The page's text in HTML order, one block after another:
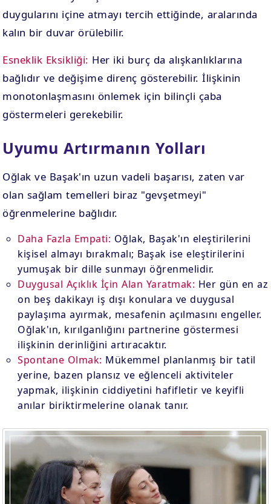
duygularını içine atmayı tercih ettiğinde, aralarında
kalın bir duvar örülebilir.
Esneklik Eksikliği: Her iki burç da alışkanlıklarına
bağlıdır ve değişime direnç gösterebilir. İlişkinin
monotonlaşmasını önlemek için bilinçli çaba
göstermeleri gerekebilir.
Uyumu Artırmanın Yolları
Oğlak ve Başak'ın uzun vadeli başarısı, zaten var
olan sağlam temelleri biraz "gevşetmeyi"
öğrenmelerine bağlıdır.
Daha Fazla Empati: Oğlak, Başak'ın eleştirilerini
kişisel almayı bırakmalı; Başak ise eleştirilerini
yumuşak bir dille sunmayı öğrenmelidir.
Duygusal Açıklık İçin Alan Yaratmak: Her gün en az
on beş dakikayı iş dışı konulara ve duygusal
paylaşıma ayırmak, mesafenin açılmasını engeller.
Oğlak'ın, kırılganlığını partnerine göstermesi
ilişkinin derinliğini artıracaktır.
Spontane Olmak: Mükemmel planlanmış bir tatil
yerine, bazen plansız ve eğlenceli aktiviteler
yapmak, ilişkinin ciddiyetini hafifletir ve keyifli
anılar biriktirmelerine olanak tanır.